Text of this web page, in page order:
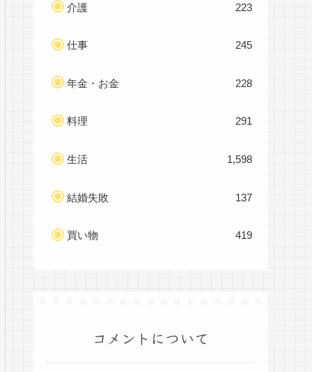
介護 223
仕事 245
年金・お金 228
料理 291
生活 1,598
結婚失敗 137
買い物 419
コメントについて